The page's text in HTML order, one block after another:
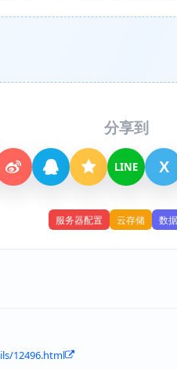
分享到
LINE X
服务器配置 云存储 数
12496.html